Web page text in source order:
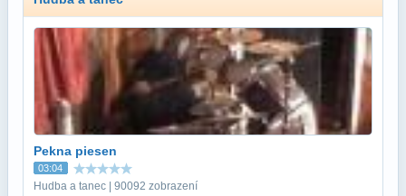
Pekna piesen
03:04
Hudba a tanec | 90092 zobrazení